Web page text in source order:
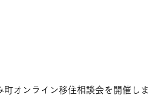
オンライン移住相談会を開催しま